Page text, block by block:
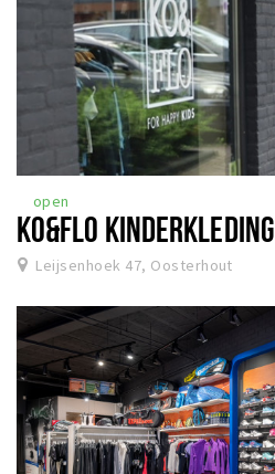
open
KO&FLO KINDERKLEDING
Leijsenhoek 47, Oosterhout